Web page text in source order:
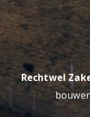
Rechtwel